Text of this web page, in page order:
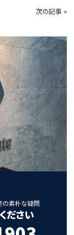
次の記事 »
の素朴な疑問
ださい